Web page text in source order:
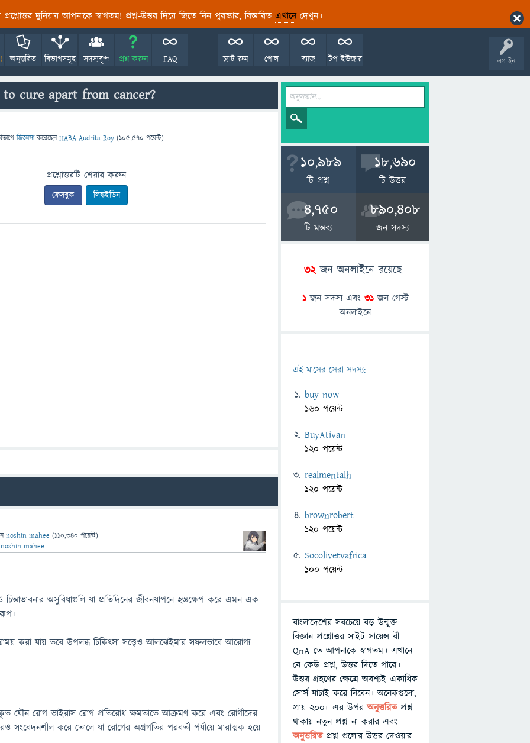
প্রশ্নোত্তর দুনিয়ায় আপনাকে স্বাগতম! প্রশ্ন-উত্তর দিয়ে জিতে নিন পুরস্কার, বিস্তারিত এখানেদেখুন।
লগ ইন
অনুত্তরিত বিভাগসমূহ সদস্যবৃন্দ প্রশ্ন করুন FAQ টপ ইউজার
ব্যাজ
পোল
চ্যাট রুম
to cure apart from cancer?
জিজ্ঞাসাকরেছেনHABA Audrita Roy (105,570 পয়েন্ট)
প্রশ্নোত্তরটি শেয়ার করুন
ফেসবুক লিঙ্কইডিন
noshin mahee (110,340 পয়েন্ট)
noshin mahee
অসুবিধাগুলি যা প্রতিদিনের জীবনযাপনে হস্তক্ষেপ করে এমন এক
রূপ।
করা যায় তবে উপলব্ধ চিকিত্সা সত্ত্বেও আলঝেইমার সফলভাবে আরোগ্য
যৌন রোগ ভাইরাস রোগ প্রতিরোধ ক্ষমতাতে আক্রমণ করে এবং রোগীদের
সংবেদনশীল করে তোলে যা রোগের অগ্রগতির পরবর্তী পর্যায়ে মারাত্মক হয়ে
10,989
টি প্রশ্ন
18,690
টি উত্তর
4,750
টি মন্তব্য
890,408
জন সদস্য
32জন অনলাইনে রয়েছে
1জন সদস্য এবং 31জন গেস্ট
অনলাইনে
এই মাসের সেরা সদস্য:
buy now
160 পয়েন্ট
BuyAtivan
120 পয়েন্ট
realmentalh
120 পয়েন্ট
brownrobert
120 পয়েন্ট
Socolivetvafrica
100 পয়েন্ট
বাংলাদেশের সবচেয়ে বড় উন্মুক্ত
বিজ্ঞান প্রশ্নোত্তর সাইট সায়েন্স বী
QnA তে আপনাকে স্বাগতম। এখানে
যে কেউ প্রশ্ন, উত্তর দিতে পারে।
উত্তর গ্রহণের ক্ষেত্রে অবশ্যই একাধিক
সোর্স যাচাই করে নিবেন। অনেকগুলো,
প্রায় ২০০+ এর উপরঅনুত্তরিতপ্রশ্ন
থাকায় নতুন প্রশ্ন না করার এবং
অনুত্তরিত প্রশ্ন গুলোর উত্তর দেওয়ার